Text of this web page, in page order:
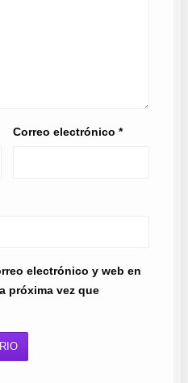
Correo electrónico*
electrónico y web en
próxima vez que